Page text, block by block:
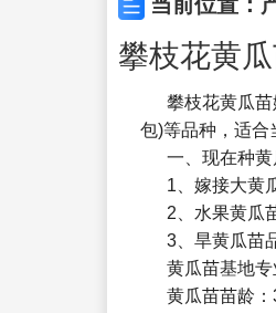
攀枝花黄
攀枝花黄瓜
包)等品种，适合
一、现在种黄
1、嫁接大黄
2、水果黄瓜
3、旱黄瓜苗
黄瓜苗基地
黄瓜苗苗龄